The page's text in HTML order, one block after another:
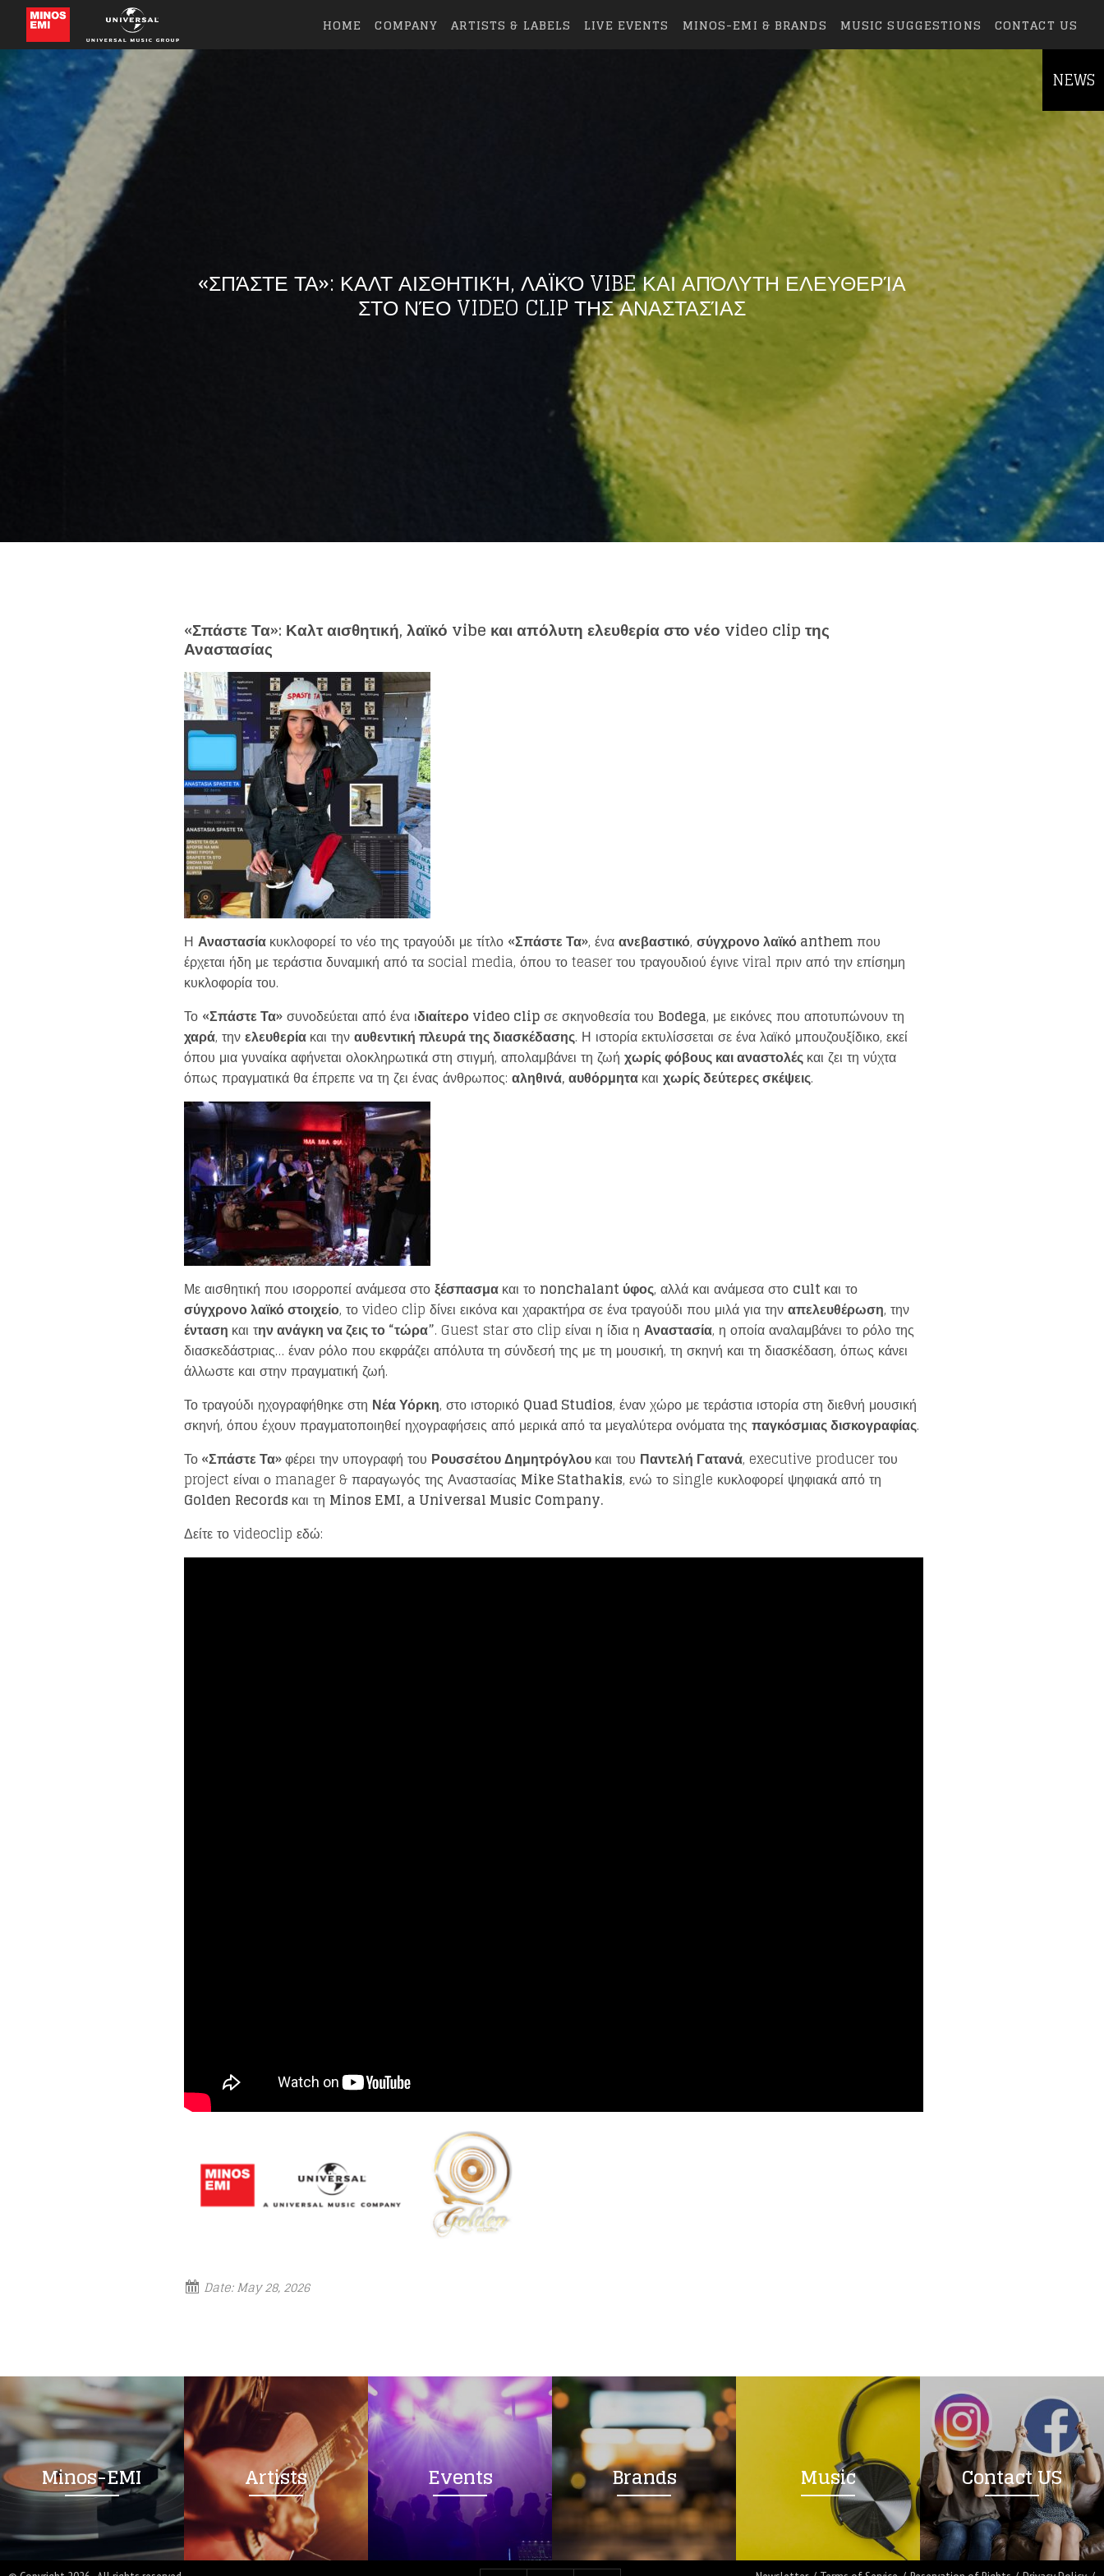
HOME COMPANY ARTISTS & LABELS LIVE EVENTS MINOS-EMI & BRANDS MUSIC SUGGESTIONS CONTACT US
«ΣΠΆΣΤΕ ΤΑ»: ΚΑΛΤ ΑΙΣΘΗΤΙΚΉ, ΛΑΪΚΌ VIBE ΚΑΙ ΑΠΌΛΥΤΗ ΕΛΕΥΘΕΡΊΑ
ΣΤΟ ΝΈΟ VIDEO CLIP ΤΗΣ ΑΝΑΣΤΑΣΊΑΣ
«Σπάστε Τα»: Καλτ αισθητική, λαϊκό vibe και απόλυτη ελευθερία στο νέο video clip της
Αναστασίας
Η Αναστασίακυκλοφορεί το νέο της τραγούδι με τίτλο «Σπάστε Τα», έναανεβαστικό, σύγχρονο λαϊκό anthemπου
έρχεται ήδη με τεράστια δυναμική από τα social media, όπου το teaser του τραγουδιού έγινε viral πριν από την επίσημη
κυκλοφορία του.
Το «Σπάστε Τα»συνοδεύεται από ένα ιδιαίτερο video clipσε σκηνοθεσία του Bodega, με εικόνες που αποτυπώνουν τη
χαρά, τηνελευθερίακαι τηναυθεντική πλευρά της διασκέδασης. Η ιστορία εκτυλίσσεται σε ένα λαϊκό μπουζουξίδικο, εκεί
όπου μια γυναίκα αφήνεται ολοκληρωτικά στη στιγμή, απολαμβάνει τη ζωή χωρίς φόβους και αναστολέςκαι ζει τη νύχτα
όπως πραγματικά θα έπρεπε να τη ζει ένας άνθρωπος: αληθινά, αυθόρμητακαι χωρίς δεύτερες σκέψεις.
Με αισθητική που ισορροπεί ανάμεσα στοξέσπασμακαι το nonchalant ύφος, αλλά και ανάμεσα στο cult και το
σύγχρονο λαϊκό στοιχείο, το video clip δίνει εικόνα και χαρακτήρα σε ένα τραγούδι που μιλά για τηναπελευθέρωση, την
ένταση και την ανάγκη να ζεις το “τώρα”. Guest star στο clip είναι η ίδια η Αναστασία, η οποία αναλαμβάνει το ρόλο της
διασκεδάστριας… έναν ρόλο που εκφράζει απόλυτα τη σύνδεσή της με τη μουσική, τη σκηνή και τη διασκέδαση, όπως κάνει
άλλωστε και στην πραγματική ζωή.
Το τραγούδι ηχογραφήθηκε στη Νέα Υόρκη, στο ιστορικό Quad Studios, έναν χώρο με τεράστια ιστορία στη διεθνή μουσική
σκηνή, όπου έχουν πραγματοποιηθεί ηχογραφήσεις από μερικά από τα μεγαλύτερα ονόματα τηςπαγκόσμιας δισκογραφίας.
Το«Σπάστε Τα»φέρει την υπογραφή του Ρουσσέτου Δημητρόγλουκαι του Παντελή Γατανά, executive producer του
project είναι ο manager & παραγωγός της Αναστασίας Mike Stathakis, ενώ το single κυκλοφορεί ψηφιακά από τη
Golden Records και τη Minos EMI, a Universal Music Company.
Δείτε το videoclip εδώ:
Date:May 28, 2026
Minos-EMI Artists Events Brands Music Contact US
NEWS
Like being first?
Get news from your favorite artists before everyone else.